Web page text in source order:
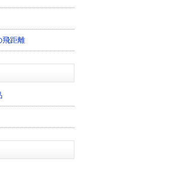
飛距離